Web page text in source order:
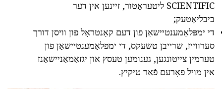
SCIENTIFIC ליטעראַטור, זיינען אין דער
ביבליאָטעק;
די ימפּלאַמענטיישאַן פון דעם קאָנטראָל פון וויסן דורך
סערווייז, שרייבן טשעקס, די ימפּלאַמענטיישאַן פון
טערמין צייטונגען, גענומען טעסץ און יגזאַמאַניישאַנז
אין מויל פאָרעם פֿאַר טיקיץ.